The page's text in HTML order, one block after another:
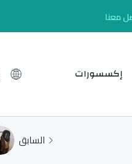
معنا
إكسسورات إعدادات
السابق